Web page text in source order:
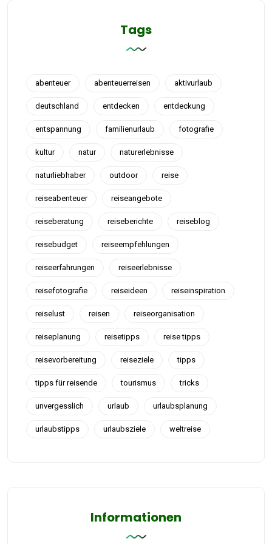
Tags
abenteuer abenteuerreisen aktivurlaub
deutschland entdecken entdeckung
entspannung familienurlaub fotografie
kultur natur naturerlebnisse
naturliebhaber outdoor reise
reiseabenteuer reiseangebote
reiseberatung reiseberichte reiseblog
reisebudget reiseempfehlungen
reiseerfahrungen reiseerlebnisse
reisefotografie reiseideen reiseinspiration
reiselust reisen reiseorganisation
reiseplanung reisetipps reise tipps
reisevorbereitung reiseziele tipps
tipps für reisende tourismus tricks
unvergesslich urlaub urlaubsplanung
urlaubstipps urlaubsziele weltreise
Informationen